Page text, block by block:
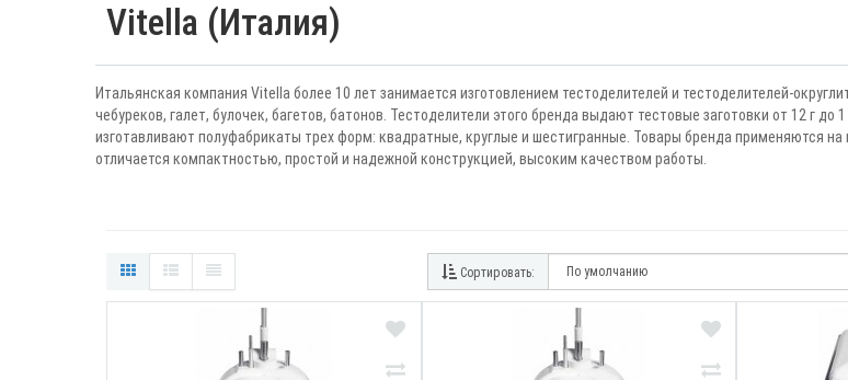
Vitella (Италия)
Итальянская компания Vitella более 10 лет занимается изготовлением тестоделителей и тестоделителей-
чебуреков, галет, булочек, багетов, батонов. Тестоделители этого бренда выдают тестовые заготовки от 12 г
изготавливают полуфабрикаты трех форм: квадратные, круглые и шестигранные. Товары бренда применяются
отличается компактностью, простой и надежной конструкцией, высоким качеством работы.
Сортировать:
ПРОСМОТРЕТЬ